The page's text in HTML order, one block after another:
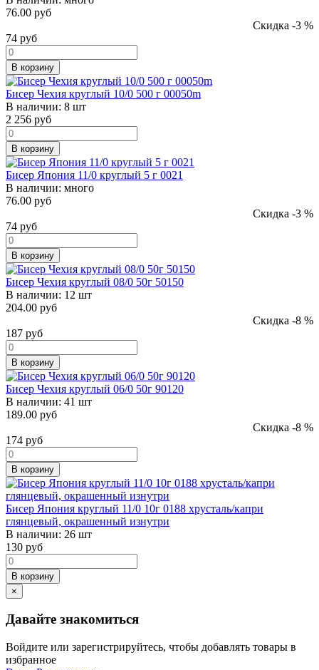
76.00 руб
Скидка -3 %
74 руб
В корзину
Бисер Чехия круглый 10/0 500 г 00050m
В наличии: 8 шт
2 256 руб
В корзину
Бисер Япония 11/0 круглый 5 г 0021
В наличии: много
76.00 руб
Скидка -3 %
74 руб
В корзину
Бисер Чехия круглый 08/0 50г 50150
В наличии: 12 шт
204.00 руб
Скидка -8 %
187 руб
В корзину
Бисер Чехия круглый 06/0 50г 90120
В наличии: 41 шт
189.00 руб
Скидка -8 %
174 руб
В корзину
Бисер Япония круглый 11/0 10г 0188 хрусталь/капри
глянцевый, окрашенный изнутри
В наличии: 26 шт
130 руб
В корзину
×
Давайте знакомиться
Войдите или зарегистрируйтесь, чтобы добавлять товары в
избранное